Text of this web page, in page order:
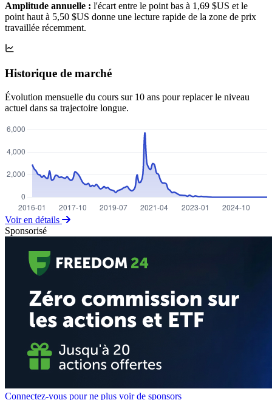
Amplitude annuelle : l'écart entre le point bas à 1,69 $US et le
point haut à 5,50 $US donne une lecture rapide de la zone de prix
travaillée récemment.
Historique de marché
Évolution mensuelle du cours sur 10 ans pour replacer le niveau
actuel dans sa trajectoire longue.
Voir en détails
Sponsorisé
Connectez-vous pour ne plus voir de sponsors